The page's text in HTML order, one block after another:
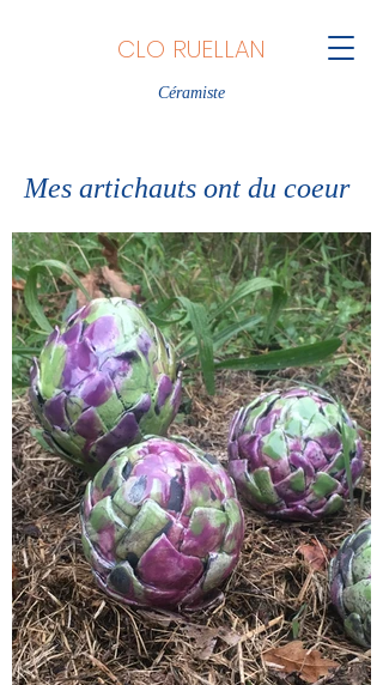
CLO RUELLAN
Céramiste
Mes artichauts ont du coeur